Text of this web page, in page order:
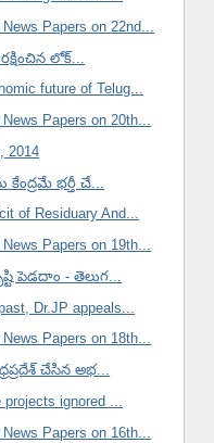
Papers on 22nd...
లోక్...
future of Telug...
Papers on 20th...
2014
భర్తీ చే...
of Residuary And...
Papers on 19th...
పెడదాం - తెలుగ...
Dr.JP appeals...
Papers on 18th...
చేసిన అభ...
ignored ...
Papers on 16th...